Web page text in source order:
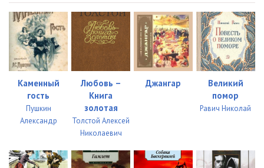
Каменный
гость
Пушкин
Александр
Любовь –
Книга
золотая
Толстой Алексей
Николаевич
Джангар
Великий
помор
Равич Николай